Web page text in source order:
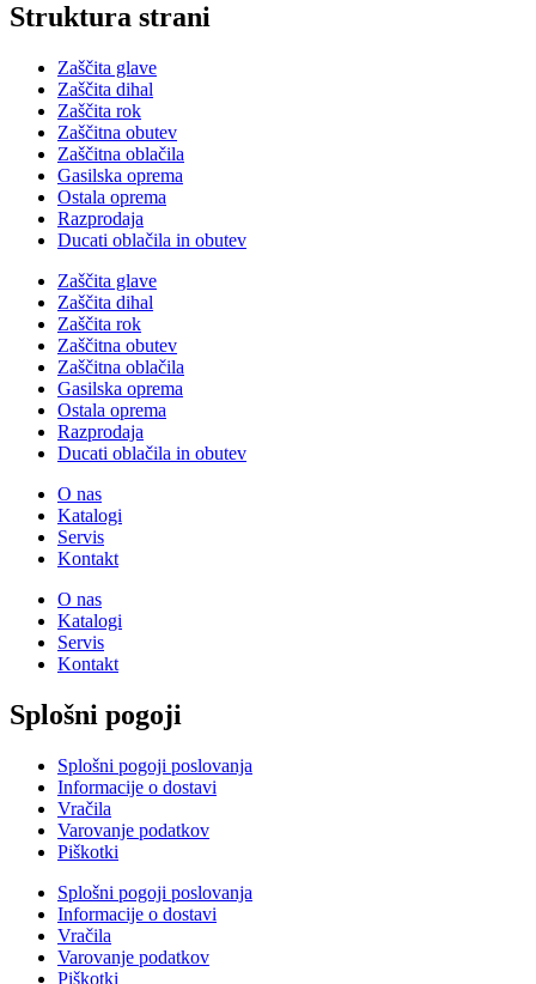
Struktura strani
Zaščita glave
Zaščita dihal
Zaščita rok
Zaščitna obutev
Zaščitna oblačila
Gasilska oprema
Ostala oprema
Razprodaja
Ducati oblačila in obutev
Zaščita glave
Zaščita dihal
Zaščita rok
Zaščitna obutev
Zaščitna oblačila
Gasilska oprema
Ostala oprema
Razprodaja
Ducati oblačila in obutev
O nas
Katalogi
Servis
Kontakt
O nas
Katalogi
Servis
Kontakt
Splošni pogoji
Splošni pogoji poslovanja
Informacije o dostavi
Vračila
Varovanje podatkov
Piškotki
Splošni pogoji poslovanja
Informacije o dostavi
Vračila
Varovanje podatkov
Piškotki